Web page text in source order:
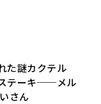
た謎カクテル
ステーキ──メル
さん